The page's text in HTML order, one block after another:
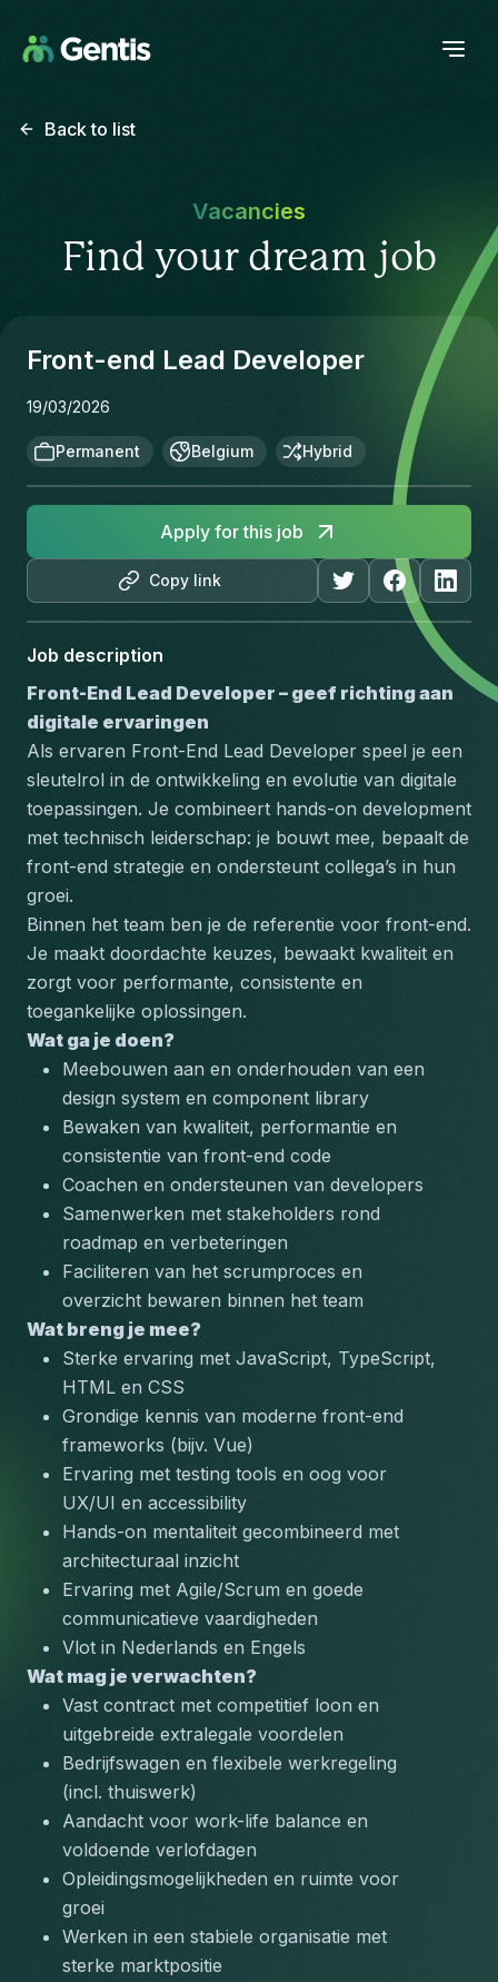
Back to list
Vacancies
Find your dream job
Front-end Lead Developer
19/03/2026
Permanent Belgium Hybrid
Copy link
Apply for this job
Job description
Front-End Lead Developer – geef richting aan
digitale ervaringen
Als ervaren Front-End Lead Developer speel je een
sleutelrol in de ontwikkeling en evolutie van digitale
toepassingen. Je combineert hands-on development
met technisch leiderschap: je bouwt mee, bepaalt de
front-end strategie en ondersteunt collega’s in hun
groei.
Binnen het team ben je de referentie voor front-end.
Je maakt doordachte keuzes, bewaakt kwaliteit en
zorgt voor performante, consistente en
toegankelijke oplossingen.
Wat ga je doen?
Meebouwen aan en onderhouden van een
design system en component library
Bewaken van kwaliteit, performantie en
consistentie van front-end code
Coachen en ondersteunen van developers
Samenwerken met stakeholders rond
roadmap en verbeteringen
Faciliteren van het scrumproces en
overzicht bewaren binnen het team
Wat breng je mee?
Sterke ervaring met JavaScript, TypeScript,
HTML en CSS
Grondige kennis van moderne front-end
frameworks (bijv. Vue)
Ervaring met testing tools en oog voor
UX/UI en accessibility
Hands-on mentaliteit gecombineerd met
architecturaal inzicht
Ervaring met Agile/Scrum en goede
communicatieve vaardigheden
Vlot in Nederlands en Engels
Wat mag je verwachten?
Vast contract met competitief loon en
uitgebreide extralegale voordelen
Bedrijfswagen en flexibele werkregeling
(incl. thuiswerk)
Aandacht voor work-life balance en
voldoende verlofdagen
Opleidingsmogelijkheden en ruimte voor
groei
Werken in een stabiele organisatie met
sterke marktpositie